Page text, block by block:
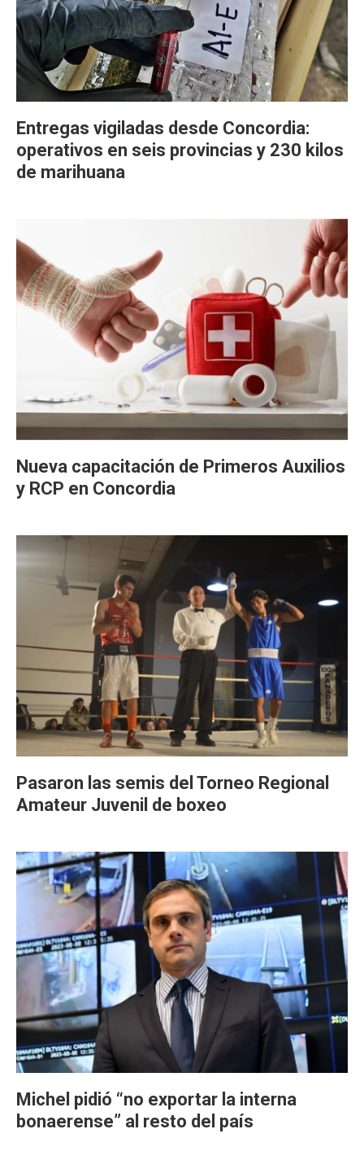
Entregas vigiladas desde Concordia:
operativos en seis provincias y 230 kilos
de marihuana
Nueva capacitación de Primeros Auxilios
y RCP en Concordia
Pasaron las semis del Torneo Regional
Amateur Juvenil de boxeo
Michel pidió “no exportar la interna
bonaerense” al resto del país